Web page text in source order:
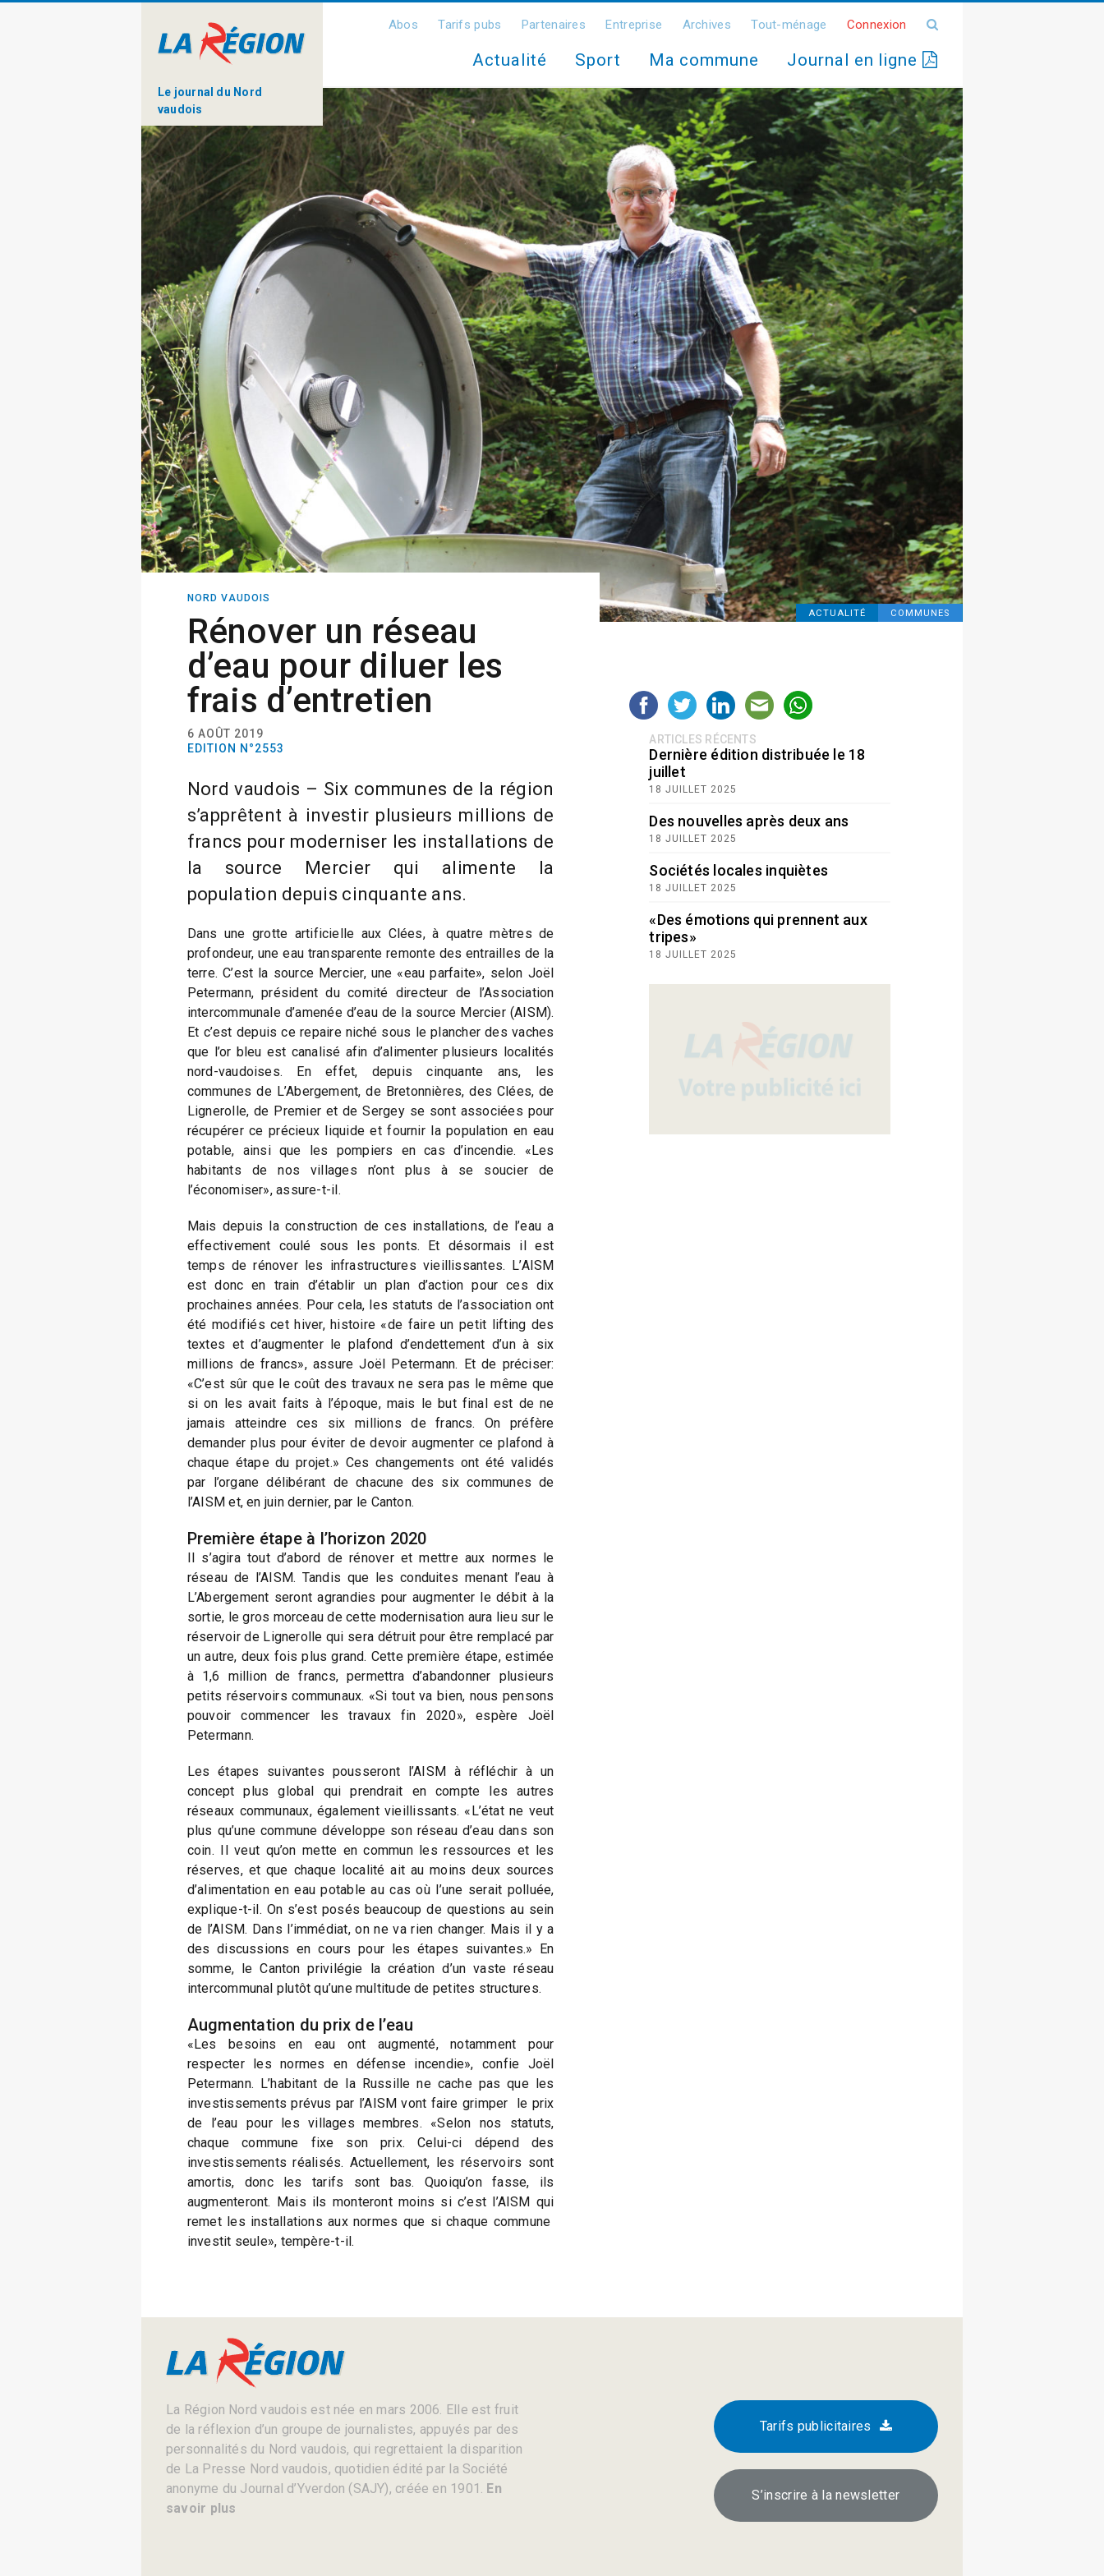
Le journal du Nord
vaudois
Abos Tarifs pubs Partenaires Entreprise Archives Tout-ménage Connexion
Actualité Sport Ma commune Journal en ligne
ACTUALITÉ COMMUNES
NORD VAUDOIS
Rénover un réseau
d’eau pour diluer les
frais d’entretien
6 AOÛT 2019
EDITION N°2553
Nord vaudois – Six communes de la région
s’apprêtent à investir plusieurs millions de
francs pour moderniser les installations de
la source Mercier qui alimente la
population depuis cinquante ans.
Dans une grotte artificielle aux Clées, à quatre mètres de
profondeur, une eau transparente remonte des entrailles de la
terre. C’est la source Mercier, une «eau parfaite», selon Joël
Petermann, président du comité directeur de l’Association
intercommunale d’amenée d’eau de la source Mercier (AISM).
Et c’est depuis ce repaire niché sous le plancher des vaches
que l’or bleu est canalisé afin d’alimenter plusieurs localités
nord-vaudoises. En effet, depuis cinquante ans, les
communes de L’Abergement, de Bretonnières, des Clées, de
Lignerolle, de Premier et de Sergey se sont associées pour
récupérer ce précieux liquide et fournir la population en eau
potable, ainsi que les pompiers en cas d’incendie. «Les
habitants de nos villages n’ont plus à se soucier de
l’économiser», assure-t-il.
Mais depuis la construction de ces installations, de l’eau a
effectivement coulé sous les ponts. Et désormais il est
temps de rénover les infrastructures vieillissantes. L’AISM
est donc en train d’établir un plan d’action pour ces dix
prochaines années. Pour cela, les statuts de l’association ont
été modifiés cet hiver, histoire «de faire un petit lifting des
textes et d’augmenter le plafond d’endettement d’un à six
millions de francs», assure Joël Petermann. Et de préciser:
«C’est sûr que le coût des travaux ne sera pas le même que
si on les avait faits à l’époque, mais le but final est de ne
jamais atteindre ces six millions de francs. On préfère
demander plus pour éviter de devoir augmenter ce plafond à
chaque étape du projet.» Ces changements ont été validés
par l’organe délibérant de chacune des six communes de
l’AISM et, en juin dernier, par le Canton.
Première étape à l’horizon 2020
Il s’agira tout d’abord de rénover et mettre aux normes le
réseau de l’AISM. Tandis que les conduites menant l’eau à
L’Abergement seront agrandies pour augmenter le débit à la
sortie, le gros morceau de cette modernisation aura lieu sur le
réservoir de Lignerolle qui sera détruit pour être remplacé par
un autre, deux fois plus grand. Cette première étape, estimée
à 1,6 million de francs, permettra d’abandonner plusieurs
petits réservoirs communaux. «Si tout va bien, nous pensons
pouvoir commencer les travaux fin 2020», espère Joël
Petermann.
Les étapes suivantes pousseront l’AISM à réfléchir à un
concept plus global qui prendrait en compte les autres
réseaux communaux, également vieillissants. «L’état ne veut
plus qu’une commune développe son réseau d’eau dans son
coin. Il veut qu’on mette en commun les ressources et les
réserves, et que chaque localité ait au moins deux sources
d’alimentation en eau potable au cas où l’une serait polluée,
explique-t-il. On s’est posés beaucoup de questions au sein
de l’AISM. Dans l’immédiat, on ne va rien changer. Mais il y a
des discussions en cours pour les étapes suivantes.» En
somme, le Canton privilégie la création d’un vaste réseau
intercommunal plutôt qu’une multitude de petites structures.
Augmentation du prix de l’eau
«Les besoins en eau ont augmenté, notamment pour
respecter les normes en défense incendie», confie Joël
Petermann. L’habitant de la Russille ne cache pas que les
investissements prévus par l’AISM vont faire grimper le prix
de l’eau pour les villages membres. «Selon nos statuts,
chaque commune fixe son prix. Celui-ci dépend des
investissements réalisés. Actuellement, les réservoirs sont
amortis, donc les tarifs sont bas. Quoiqu’on fasse, ils
augmenteront. Mais ils monteront moins si c’est l’AISM qui
remet les installations aux normes que si chaque commune
investit seule», tempère-t-il.
ARTICLES RÉCENTS
Dernière édition distribuée le 18
juillet
18 JUILLET 2025
Des nouvelles après deux ans
18 JUILLET 2025
Sociétés locales inquiètes
18 JUILLET 2025
«Des émotions qui prennent aux
tripes»
18 JUILLET 2025
La Région Nord vaudois est née en mars 2006. Elle est fruit
de la réflexion d’un groupe de journalistes, appuyés par des
personnalités du Nord vaudois, qui regrettaient la disparition
de La Presse Nord vaudois, quotidien édité par la Société
anonyme du Journal d’Yverdon (SAJY), créée en 1901. En
savoir plus
Tarifs publicitaires
S’inscrire à la newsletter